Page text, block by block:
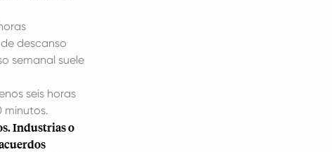
descanso
semanal suele
seis horas
minutos.
Industrias o